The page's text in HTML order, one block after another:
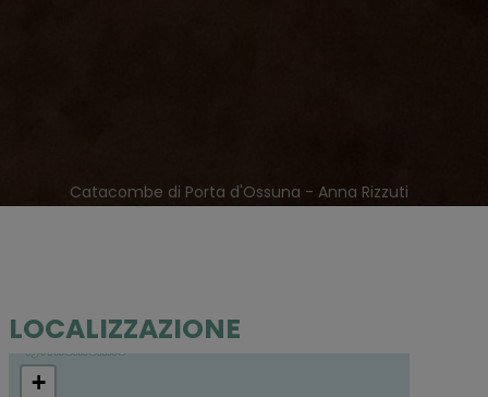
Catacombe di Porta d'Ossuna - Anna Rizzuti
LOCALIZZAZIONE
+